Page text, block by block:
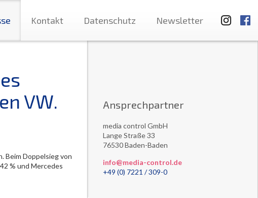
Kontakt Datenschutz Newsletter
VW.
Beim Doppelsieg von
% und Mercedes
Ansprechpartner
media control GmbH
Lange Straße 33
76530 Baden-Baden
info@media-control.de
+49 (0) 7221 / 309-0